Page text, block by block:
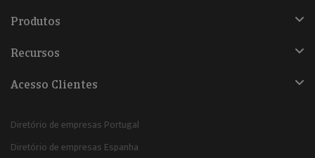
Produtos
Recursos
Acesso Clientes
Diretório de empresas Portugal
Diretório de empresas Espanha